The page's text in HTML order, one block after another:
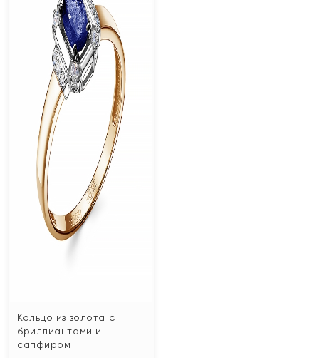
Кольцо из золота с
бриллиантами и
сапфиром